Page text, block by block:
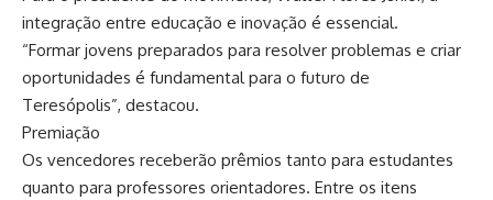
integração entre educação e inovação é essencial.
“Formar jovens preparados para resolver problemas e criar
oportunidades é fundamental para o futuro de
Teresópolis”, destacou.
Premiação
Os vencedores receberão prêmios tanto para estudantes
quanto para professores orientadores. Entre os itens